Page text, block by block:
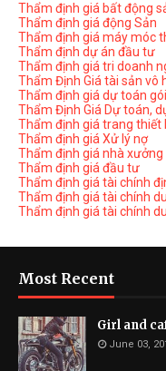
Thẩm định giá bất động
Thẩm định giá động Sản
Thẩm định giá máy móc
Thẩm định dự án đầu tư
Thẩm định giá tri doanh
Thẩm Định Giá tài sản vô
Thẩm định giá dự toán
Thẩm Định Giá Dự toán,
Thẩm định giá trang thiết
Thẩm định giá Xử lý nợ
Thẩm định giá nhà xưởng
Thẩm định giá đầu tư
Thẩm định giá tài chính
Thẩm định giá tài chính
Thẩm định giá tài chính
Most Recent
Girl and
June 03,